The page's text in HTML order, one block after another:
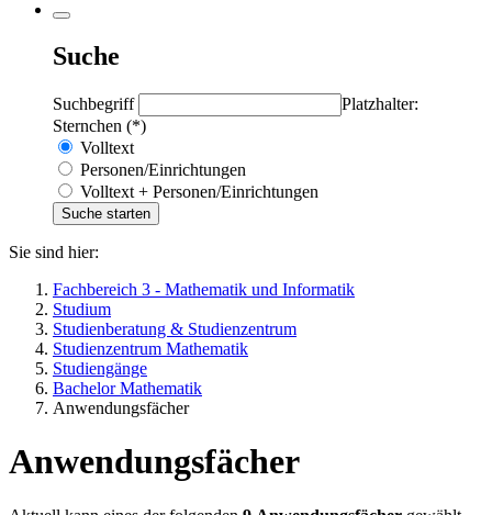
Suche
Suchbegriff
Platzhalter:
Sternchen (*)
Volltext
Personen/Einrichtungen
Volltext + Personen/Einrichtungen
Sie sind hier:
Fachbereich 3 - Mathematik und Informatik
Studium
Studienberatung & Studienzentrum
Studienzentrum Mathematik
Studiengänge
Bachelor Mathematik
Anwendungsfächer
Anwendungsfächer